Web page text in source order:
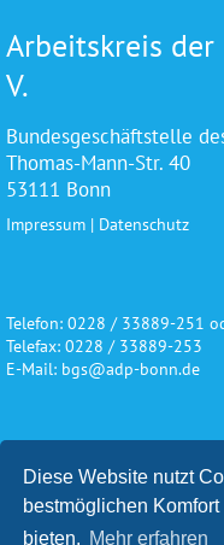
Diese Website nutzt
bestmöglichen
bieten. Mehr erfahren
Arbeitskreis
V.
Bundesgeschäftstelle
Thomas-Mann-Str. 40
53111 Bonn
Impressum | Datenschutz
Telefon: 0228 / 33889-251
Telefax: 0228 / 33889-253
E-Mail: bgs@adp-bonn.de
Wir danken für die
Unterstützung und